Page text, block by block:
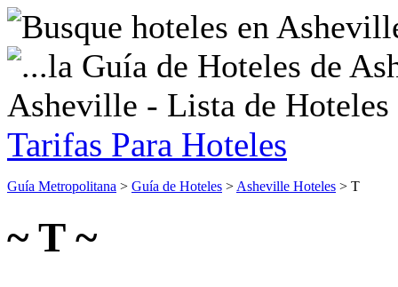
Asheville - Lista de Hoteles
Tarifas Para Hoteles
Guía Metropolitana > Guía de Hoteles > Asheville Hoteles > T
~ T ~